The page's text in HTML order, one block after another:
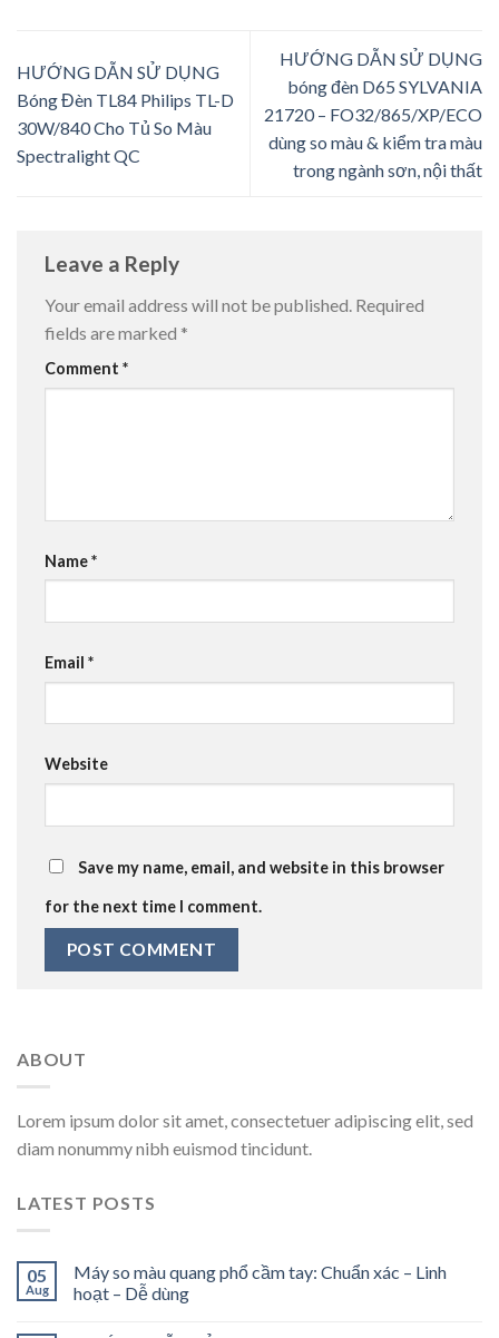
HƯỚNG DẪN SỬ DỤNG
Bóng Đèn TL84 Philips TL-D
30W/840 Cho Tủ So Màu
Spectralight QC
HƯỚNG DẪN SỬ DỤNG
bóng đèn D65 SYLVANIA
21720 – FO32/865/XP/ECO
dùng so màu & kiểm tra màu
trong ngành sơn, nội thất
Leave a Reply
Your email address will not be published. Required
fields are marked *
Comment *
Name*
Email *
Website
Save my name, email, and website in this browser
for the next time I comment.
ABOUT
Lorem ipsum dolor sit amet, consectetuer adipiscing elit, sed
diam nonummy nibh euismod tincidunt.
LATEST POSTS
05
Aug
Máy so màu quang phổ cầm tay: Chuẩn xác – Linh
hoạt – Dễ dùng